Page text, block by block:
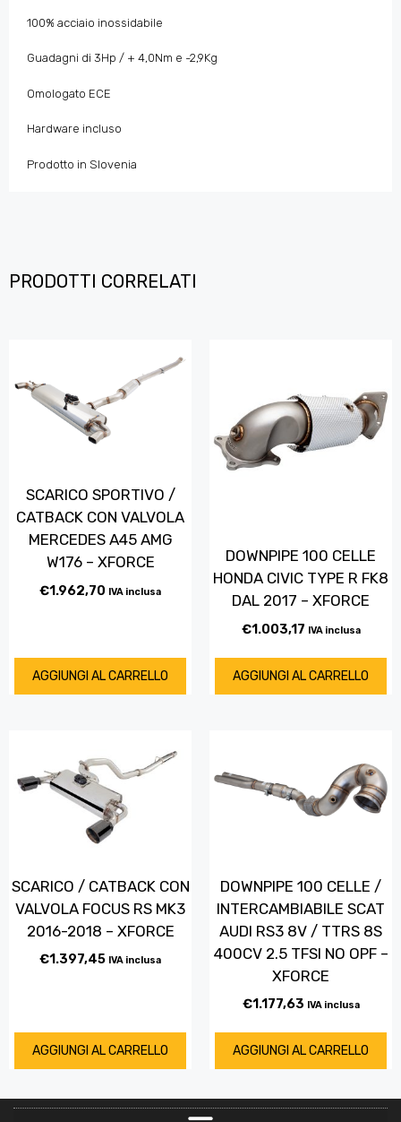
100% acciaio inossidabile
Guadagni di 3Hp / + 4,0Nm e -2,9Kg
Omologato ECE
Hardware incluso
Prodotto in Slovenia
PRODOTTI CORRELATI
SCARICO SPORTIVO /
CATBACK CON VALVOLA
MERCEDES A45 AMG
W176 – XFORCE
€1.962,70 IVA inclusa
AGGIUNGI AL CARRELLO
DOWNPIPE 100 CELLE
HONDA CIVIC TYPE R FK8
DAL 2017 – XFORCE
€1.003,17 IVA inclusa
AGGIUNGI AL CARRELLO
SCARICO / CATBACK CON
VALVOLA FOCUS RS MK3
2016-2018 – XFORCE
€1.397,45 IVA inclusa
AGGIUNGI AL CARRELLO
DOWNPIPE 100 CELLE /
INTERCAMBIABILE SCAT
AUDI RS3 8V / TTRS 8S
400CV 2.5 TFSI NO OPF –
XFORCE
€1.177,63 IVA inclusa
AGGIUNGI AL CARRELLO